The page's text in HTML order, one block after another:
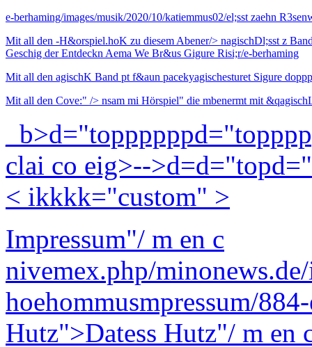
e-berhaming/images/musik/2020/10/katiemmus02/el;sst zaehn
Mit all den -H&orspiel.hoK zu diesem Abener/> nagischDl;sst z
Geschig der Entdeckn Aema We Br&us Gigure Risi;r/e-berhaming
Mit all den agischK Band pt f&aun pacekyagischesturet Sigure
Mit all den Cove:" /> nsam mi Hörspiel" die mbenermt mit
_b>
clai co eig>--
< ikkkk="custom" >
Impressum"/ m en c
nivemex.php/
hoehommusmpressum/
Hutz">Datess Hutz"/ m en